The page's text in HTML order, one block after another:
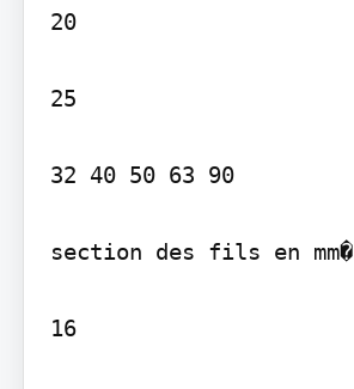
20
25
32 40 50 63 90
section des fils en mm�
16